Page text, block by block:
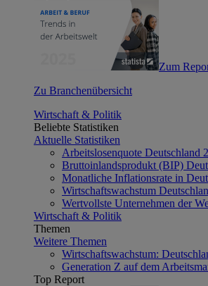
Zum
Zu Branchenübersicht
Wirtschaft & Politik
Beliebte Statistiken
Aktuelle Statistiken
Arbeitslosenquote Deutschland
Bruttoinlandsprodukt (BIP)
Monatliche Inflationsrate in
Wirtschaftswachstum
Wertvollste Unternehmen der
Wirtschaft & Politik
Themen
Weitere Themen
Wirtschaftswachstum:
Generation Z auf dem
Top Report